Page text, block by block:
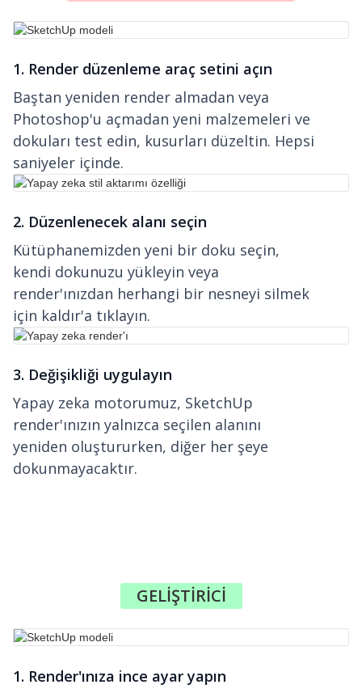
1. Render düzenleme araç setini açın
Baştan yeniden render almadan veya
Photoshop'u açmadan yeni malzemeleri ve
dokuları test edin, kusurları düzeltin. Hepsi
saniyeler içinde.
2. Düzenlenecek alanı seçin
Kütüphanemizden yeni bir doku seçin,
kendi dokunuzu yükleyin veya
render'ınızdan herhangi bir nesneyi silmek
için kaldır'a tıklayın.
3. Değişikliği uygulayın
Yapay zeka motorumuz, SketchUp
render'ınızın yalnızca seçilen alanını
yeniden oluştururken, diğer her şeye
dokunmayacaktır.
GELIŞTIRICI
1. Render'ınıza ince ayar yapın